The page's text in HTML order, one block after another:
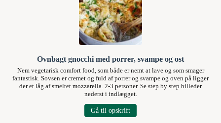
Ovnbagt gnocchi med porrer, svampe og ost
Nem vegetarisk comfort food, som både er nemt at lave og som smager
fantastisk. Sovsen er cremet og fuld af porrer og svampe og oven på ligger
der et låg af smeltet mozzarella. 2-3 personer. Se step by step billeder
nederst i indlægget.
Gå til opskrift